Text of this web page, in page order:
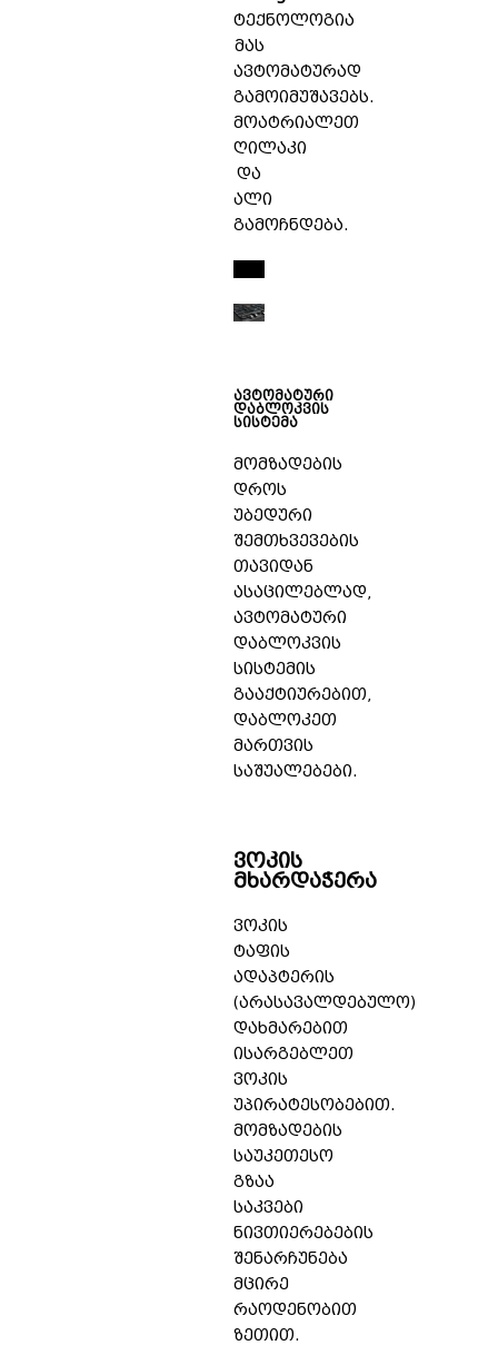
ტექნოლოგია
მას
ავტომატურად
გამოიმუშავებს.
მოატრიალეთ
ღილაკი
და
ალი
გამოჩნდება.
ავტომატური
დაბლოკვის
სისტემა
მომზადების
დროს
უბედური
შემთხვევების
თავიდან
ასაცილებლად,
ავტომატური
დაბლოკვის
სისტემის
გააქტიურებით,
დაბლოკეთ
მართვის
საშუალებები.
ვოკის
მხარდაჭერა
ვოკის
ტაფის
ადაპტერის
(არასავალდებულო)
დახმარებით
ისარგებლეთ
ვოკის
უპირატესობებით.
მომზადების
საუკეთესო
გზაა
საკვები
ნივთიერებების
შენარჩუნება
მცირე
რაოდენობით
ზეთით.